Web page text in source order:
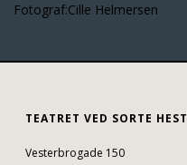
Fotograf:Cille Helmersen
TEATRET VED SORTE HEST
Vesterbrogade 150